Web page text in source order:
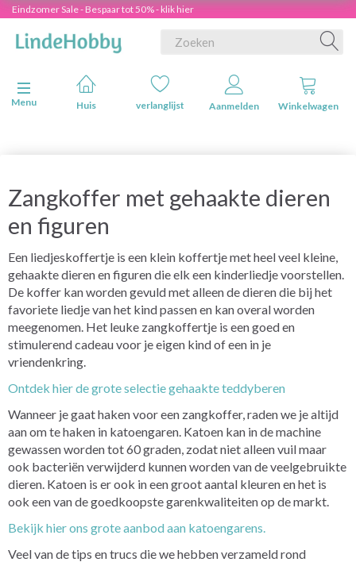
Eindzomer Sale - Bespaar tot 50% - klik hier
Navigatie in-/uitschakelen
Menu
Huis verlanglijst Aanmelden Winkelwagen
Zangkoffer met gehaakte dieren
en figuren
Een liedjeskoffertje is een klein koffertje met heel veel kleine,
gehaakte dieren en figuren die elk een kinderliedje voorstellen.
De koffer kan worden gevuld met alleen de dieren die bij het
favoriete liedje van het kind passen en kan overal worden
meegenomen. Het leuke zangkoffertje is een goed en
stimulerend cadeau voor je eigen kind of een in je
vriendenkring.
Ontdek hier de grote selectie gehaakte teddyberen
Wanneer je gaat haken voor een zangkoffer, raden we je altijd
aan om te haken in katoengaren. Katoen kan in de machine
gewassen worden tot 60 graden, zodat niet alleen vuil maar
ook bacteriën verwijderd kunnen worden van de veelgebruikte
dieren. Katoen is er ook in een groot aantal kleuren en het is
ook een van de goedkoopste garenkwaliteiten op de markt.
Bekijk hier ons grote aanbod aan katoengarens.
Veel van de tips en trucs die we hebben verzameld rond